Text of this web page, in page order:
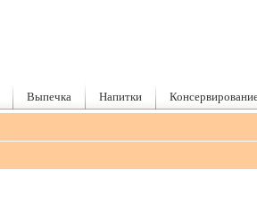
Выпечка Напитки